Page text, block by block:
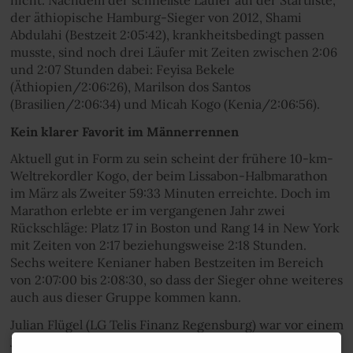
der äthiopische Hamburg-Sieger von 2012, Shami
Abdulahi (Bestzeit 2:05:42), krankheitsbedingt passen
musste, sind noch drei Läufer mit Zeiten zwischen 2:06
und 2:07 Stunden dabei: Feyisa Bekele
(Äthiopien/2:06:26), Marilson dos Santos
(Brasilien/2:06:34) und Micah Kogo (Kenia/2:06:56).
Kein klarer Favorit im Männerrennen
Aktuell gut in Form zu sein scheint der frühere 10-km-
Weltrekordler Kogo, der beim Lissabon-Halbmarathon
im März als Zweiter 59:33 Minuten erreichte. Doch im
Marathon erlebte er im vergangenen Jahr zwei
Rückschläge: Platz 17 in Boston und Rang 14 in New York
mit Zeiten von 2:17 beziehungsweise 2:18 Stunden.
Sechs weitere Kenianer haben Bestzeiten im Bereich
von 2:07:00 bis 2:08:30, so dass der Sieger ohne weiteres
auch aus dieser Gruppe kommen kann.
Julian Flügel (LG Telis Finanz Regensburg) war vor einem
Jahr in Hamburg mit 2:15:39 Stunden ein ordentliches